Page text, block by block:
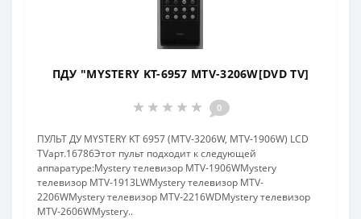
ПДУ "MYSTERY KT-6957 MTV-3206W[DVD TV]
0
ПУЛЬТ ДУ MYSTERY KT 6957 (MTV-3206W, MTV-1906W) LCD
TVарт.16786Этот пульт подходит к следующей
аппаратуре:Mystery телевизор MTV-1906WMystery
телевизор MTV-1913LWMystery телевизор MTV-
2206WMystery телевизор MTV-2216WDMystery телевизор
MTV-2606WMystery..